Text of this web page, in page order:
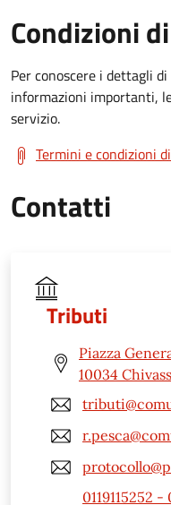
Condizioni
Per conoscere i dettagli
informazioni importanti,
servizio.
Termini e condizioni
Contatti
Tributi
Piazza
10034
0119115252 -